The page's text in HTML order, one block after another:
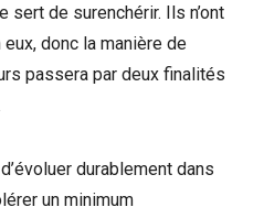
sert de surenchérir. Ils n’ont
donc la manière de
passera par deux finalités
durablement dans
un minimum